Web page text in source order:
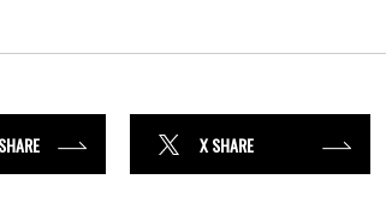
X SHARE